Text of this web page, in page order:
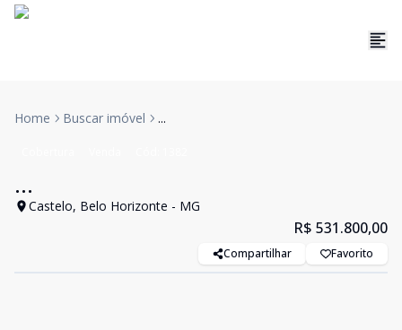
Home Buscar imóvel ...
...
Castelo, Belo Horizonte - MG
R$ 531.800,00
Compartilhar Favorito